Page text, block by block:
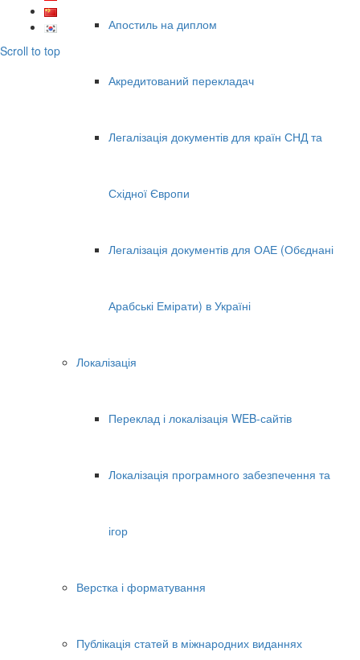
Апостиль на диплом
Акредитований перекладач
Легалізація документів для країн СНД та
Східної Європи
Легалізація документів для ОАЕ (Обєднані
Арабські Емірати) в Україні
Локалізація
Переклад і локалізація WEB-сайтів
Локалізація програмного забезпечення та
ігор
Верстка і форматування
Публікація статей в міжнародних виданнях
Scroll to top